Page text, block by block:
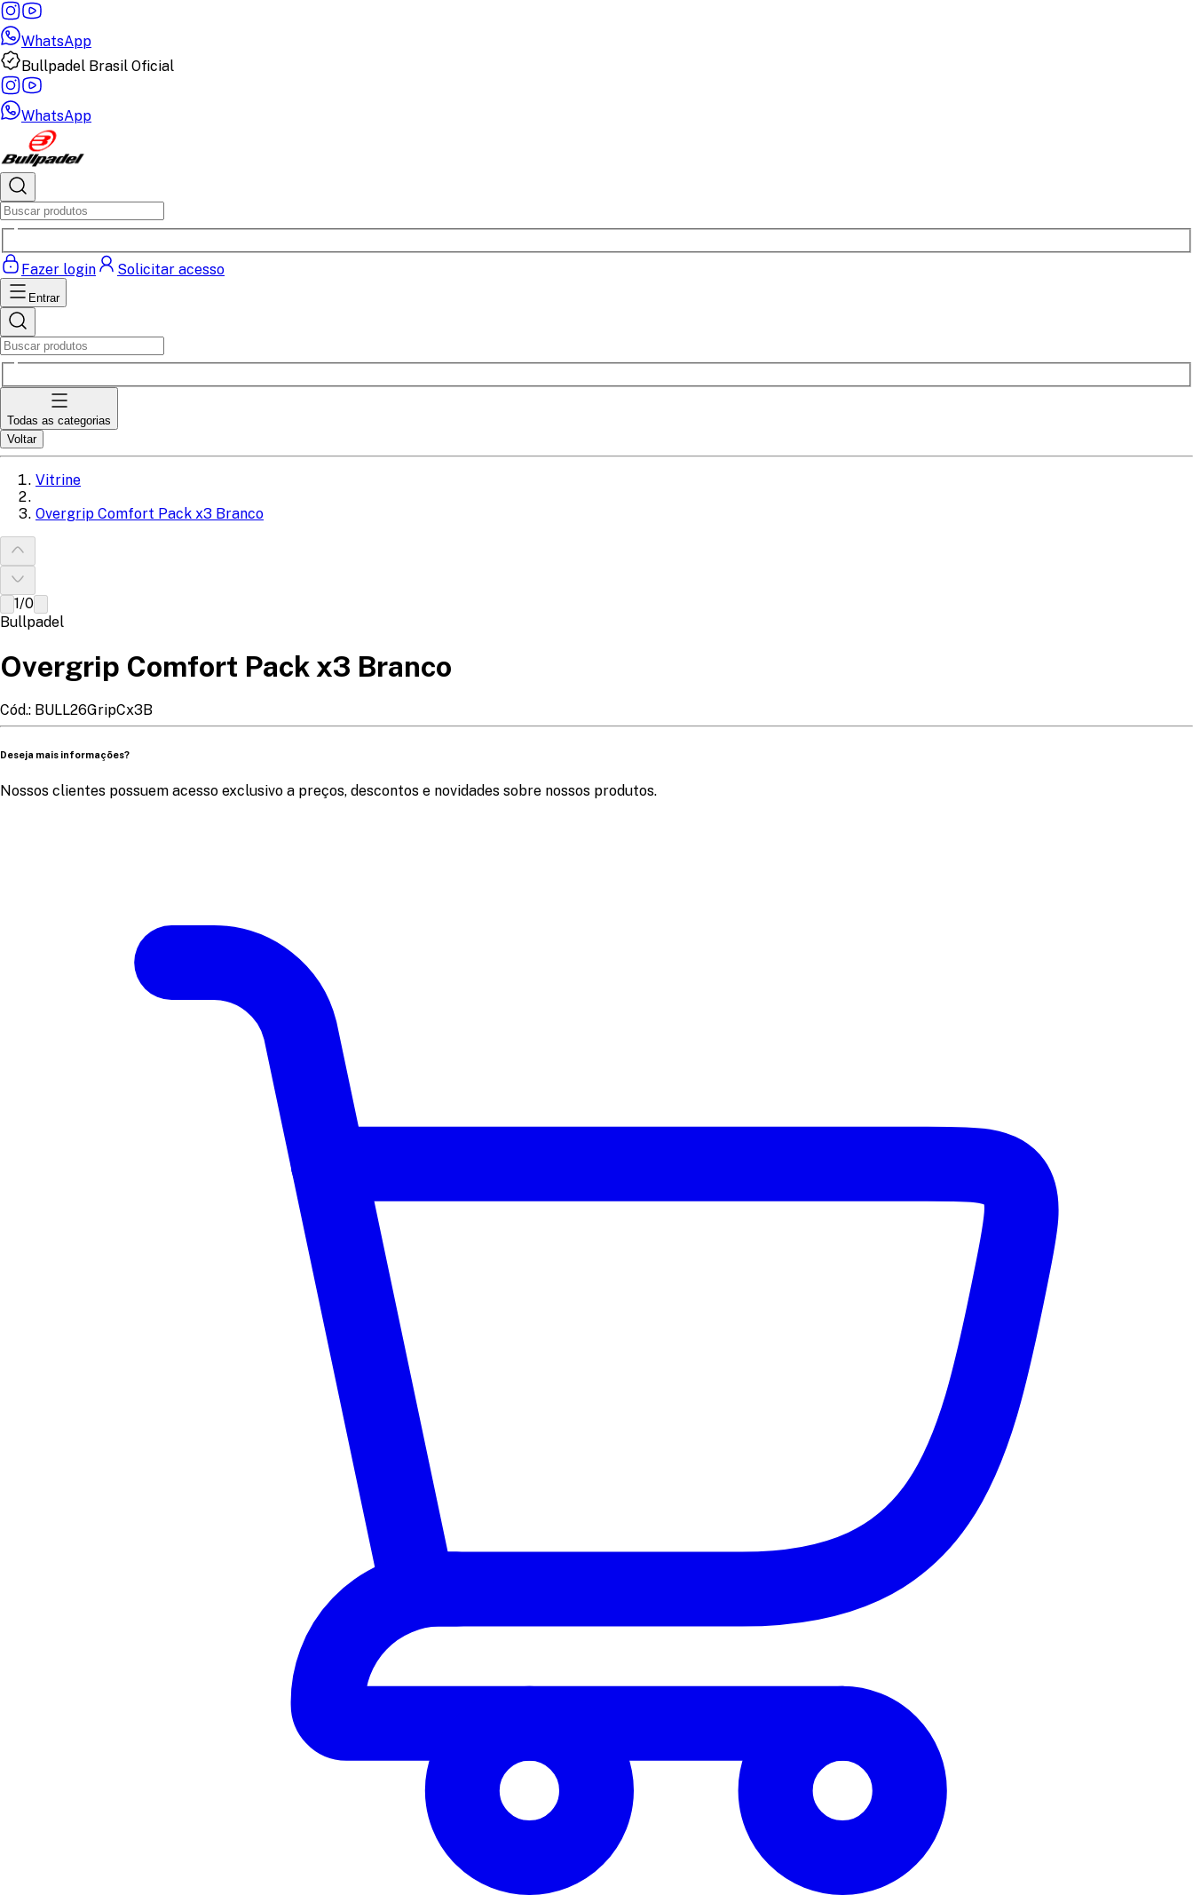
WhatsApp
Bullpadel Brasil Oficial
WhatsApp
Fazer login Solicitar acesso
Entrar
Todas as categorias
Voltar
Vitrine
Overgrip Comfort Pack x3 Branco
1/0
Bullpadel
Overgrip Comfort Pack x3 Branco
Cód.: BULL26GripCx3B
Deseja mais informações?
Nossos clientes possuem acesso exclusivo a preços, descontos e novidades sobre nossos produtos.